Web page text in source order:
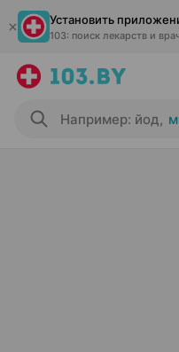
Установить
103: поиск лекарств и
Например: йод,